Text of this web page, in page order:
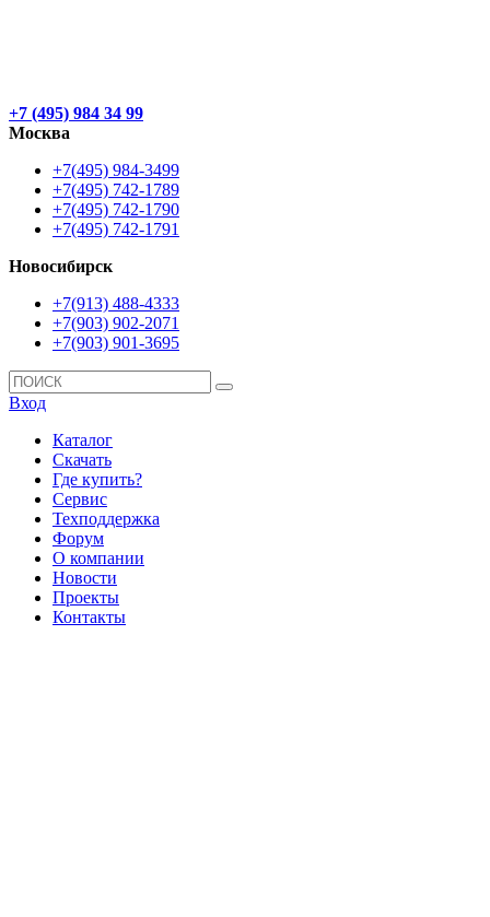
+7 (495) 984 34 99
Москва
+7(495) 984-3499
+7(495) 742-1789
+7(495) 742-1790
+7(495) 742-1791
Новосибирск
+7(913) 488-4333
+7(903) 902-2071
+7(903) 901-3695
Вход
Каталог
Скачать
Где купить?
Сервис
Техподдержка
Форум
О компании
Новости
Проекты
Контакты